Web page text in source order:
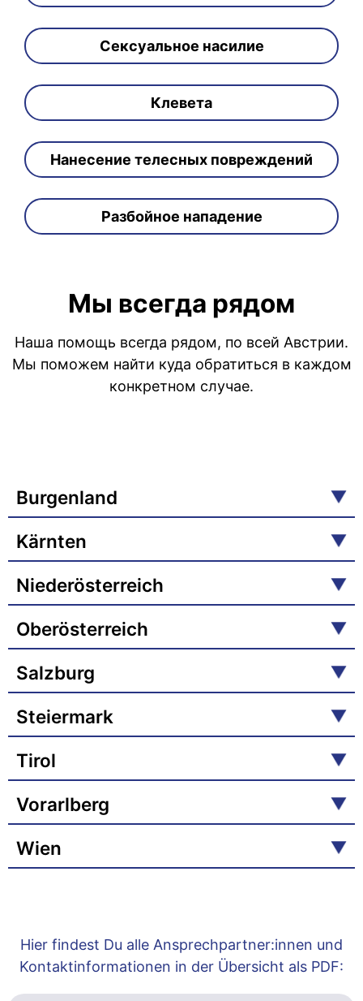
Сексуальное насилие
Клевета
Нанесение телесных повреждений
Разбойное нападение
Мы всегда рядом
Наша помощь всегда рядом, по всей Австрии.
Мы поможем найти куда обратиться в каждом
конкретном случае.
Burgenland
Kärnten
Niederösterreich
Oberösterreich
Salzburg
Steiermark
Tirol
Vorarlberg
Wien
Hier findest Du alle Ansprechpartner:innen und
Kontaktinformationen in der Übersicht als PDF: